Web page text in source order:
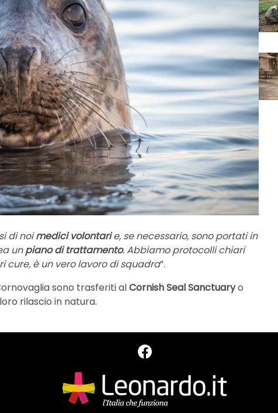
di noimedici volontarie, se necessario, sono portati in
unpiano di trattamento. Abbiamo protocolli chiari
è un vero lavoro di squadra”.
sono trasferiti alCornish Seal Sanctuaryo
rilascio in natura.